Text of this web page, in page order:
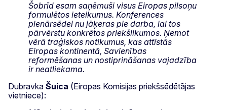
Šobrīd esam saņēmuši visus Eiropas pilsoņu
formulētos ieteikumus. Konferences
plenārsēdei nu jāķeras pie darba, lai tos
pārvērstu konkrētos priekšlikumos. Ņemot
vērā traģiskos notikumus, kas attīstās
Eiropas kontinentā, Savienības
reformēšanas un nostiprināšanas vajadzība
ir neatliekama.
Dubravka Šuica (Eiropas Komisijas priekšsēdētājas
vietniece):